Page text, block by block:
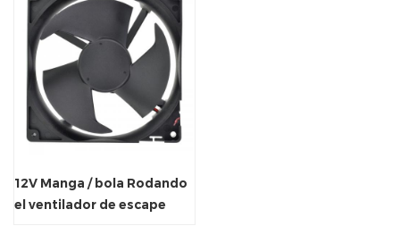
12V Manga / bola Rodando
el ventilador de escape